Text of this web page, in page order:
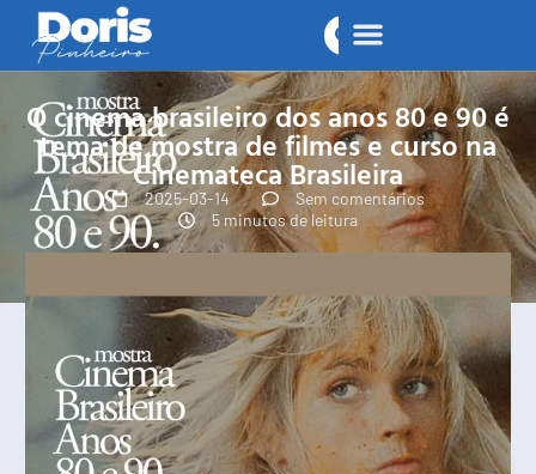
O cinema brasileiro dos anos 80 e 90 é
tema de mostra de filmes e curso na
Cinemateca Brasileira
2025-03-14
Sem comentários
5 minutos de leitura